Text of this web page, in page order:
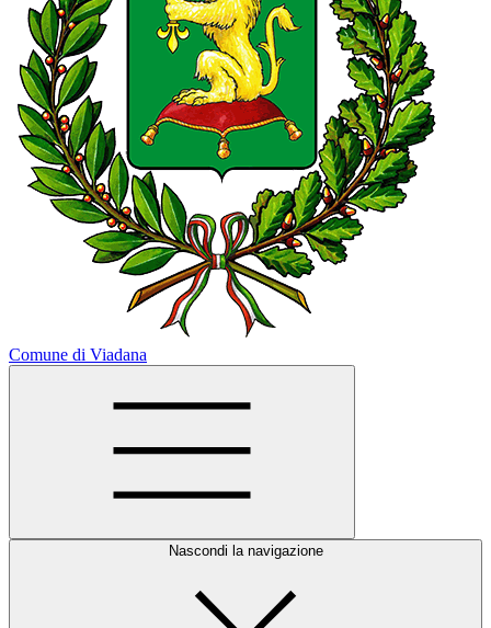
Comune di Viadana
Nascondi la navigazione